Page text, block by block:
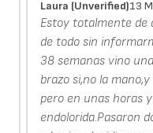
Laura (unverified)13
Estoy totalmente de
de todo sin
38 semanas vino
brazo si,no la
pero en unas horas
endolorida.Pasaron